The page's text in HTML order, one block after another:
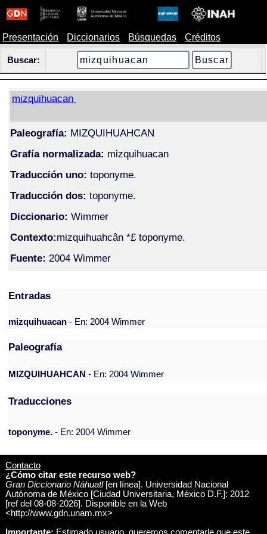
Presentación Diccionarios Búsquedas Créditos
Buscar:
mizquihuacan
Paleografía: MIZQUIHUAHCAN
Grafía normalizada: mizquihuacan
Traducción uno: toponyme.
Traducción dos: toponyme.
Diccionario: Wimmer
Contexto:mizquihuahcân *£ toponyme.
Fuente: 2004 Wimmer
Entradas
mizquihuacan- En: 2004 Wimmer
Paleografía
MIZQUIHUAHCAN - En: 2004 Wimmer
Traducciones
toponyme. - En: 2004 Wimmer
Contacto
¿Cómo citar este recurso web?
Gran Diccionario Náhuatl[en línea]. Universidad Nacional
Autónoma de México [Ciudad Universitaria, México D.F.]: 2012
[ref del 08-08-2026]. Disponible en la Web
<http://www.gdn.unam.mx>
Importante: Estimado usuario, queremos comentarle que este